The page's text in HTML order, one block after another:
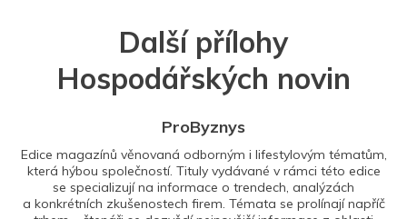
Další přílohy
Hospodářských novin
ProByznys
Edice magazínů věnovaná odborným i lifestylovým tématům,
která hýbou společností. Tituly vydávané v rámci této edice
se specializují na informace o trendech, analýzách
a konkrétních zkušenostech firem. Témata se prolínají napříč